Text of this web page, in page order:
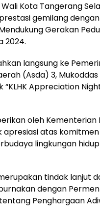
Wali Kota Tangerang
gemilang
Gerakan
2024.
langsung ke
(Asda) 3,
“KLHK Appreciation
oleh Kementerian
apresiasi atas
lingkungan
tindak lanjut
dengan Permen
tentang Penghargaan